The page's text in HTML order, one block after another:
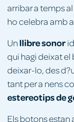
arribar a temps
ho celebra amb
Un llibre sonor
qui hagi deixat
deixar-lo, des
tant per a nens
estereotips de
Els botons estan